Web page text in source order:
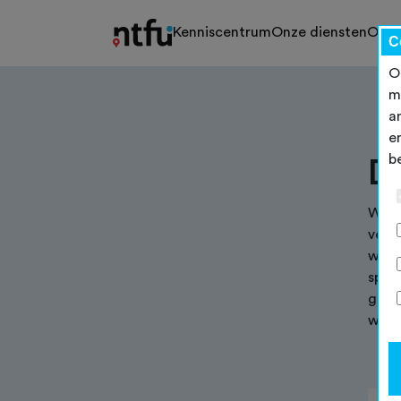
KenniscentrumOnze dienstenOns